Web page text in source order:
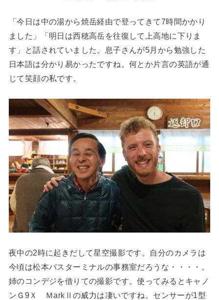
「今日は中の湯から焼岳経由で登ってきて7時間かかり
ました」「明日は西穂高岳を往復して上高地に下りま
す」と話されていました。息子さんが5月から勉強した
日本語は分かり易かったですね。何とか片言の英語が通
じて笑顔の私です。
夜中の2時に起きだして星空撮影です。自分のカメラは
今頃は松本バスターミナルの事務室だろうな・・・・。
姉のコンデジを借りての撮影です。使ってみるとキャノ
ンＧ9Ｘ ＭarkⅡの威力は凄いですね。センサーが1型